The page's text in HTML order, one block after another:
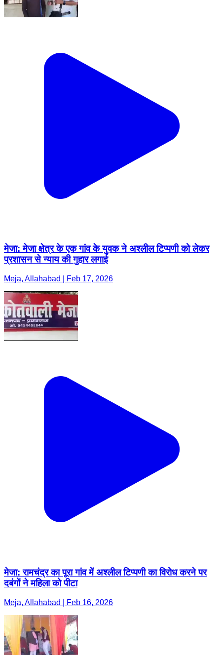
मेजा: मेजा क्षेत्र के एक गांव के युवक ने अश्लील टिप्पणी को लेकर
प्रशासन से न्याय की गुहार लगाई
Meja, Allahabad | Feb 17, 2026
मेजा: रामचंद्र का पूरा गांव में अश्लील टिप्पणी का विरोध करने पर
दबंगों ने महिला को पीटा
Meja, Allahabad | Feb 16, 2026